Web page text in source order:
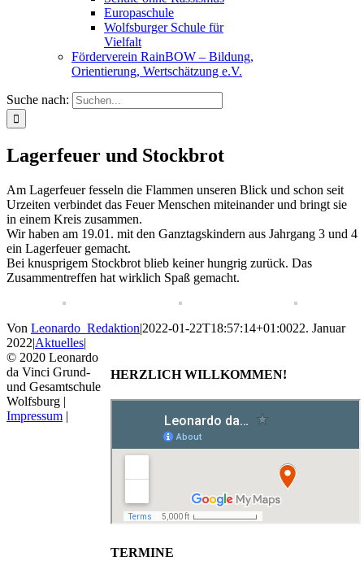
Europaschule
Wolfsburger Schule für
Vielfalt
Förderverein RainBOW – Bildung,
Orientierung, Wertschätzung e.V.
Suche nach:
Lagerfeuer und Stockbrot
Am Lagerfeuer fesseln die Flammen unseren Blick und schon seit
Urzeiten verbindet das Feuer Menschen miteinander und bringt sie
in einem Kreis zusammen.
Wir haben am 19.01. mit den Ganztagskindern aus Jahrgang 3 und 4
ein Lagerfeuer gemacht.
Bei knusprigem Stockbrot blieb keiner hungrig zurück. Das
Zusammentreffen hat wirklich Spaß gemacht.
Von Leonardo_Redaktion|2022-01-22T18:57:14+01:0022. Januar
2022|Aktuelles|
HERZLICH WILLKOMMEN!
TERMINE
© 2020 Leonardo
da Vinci Grund-
und Gesamtschule
Wolfsburg |
Impressum |